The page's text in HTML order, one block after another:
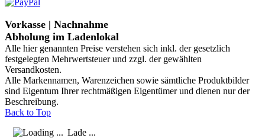
Vorkasse | Nachnahme
Abholung im Ladenlokal
Alle hier genannten Preise verstehen sich inkl. der gesetzlich
festgelegten Mehrwertsteuer und zzgl. der gewählten
Versandkosten.
Alle Markennamen, Warenzeichen sowie sämtliche Produktbilder
sind Eigentum Ihrer rechtmäßigen Eigentümer und dienen nur der
Beschreibung.
Back to Top
Lade ...